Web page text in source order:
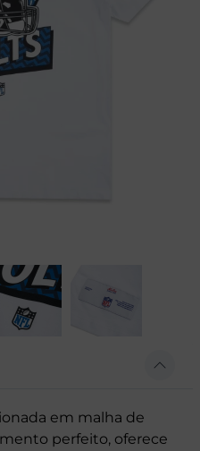
em malha de
perfeito, oferece